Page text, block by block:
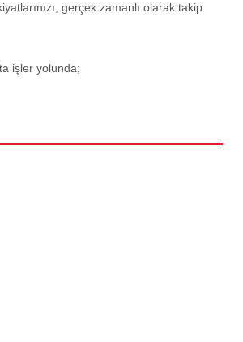
gerçek zamanlı olarak takip
işler yolunda;